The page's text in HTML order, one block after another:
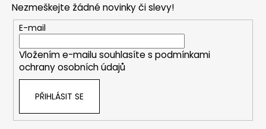
Nezmeškejte žádné novinky či slevy!
E-mail
Vložením e-mailu souhlasíte s podmínkami
ochrany osobních údajů
PŘIHLÁSIT SE